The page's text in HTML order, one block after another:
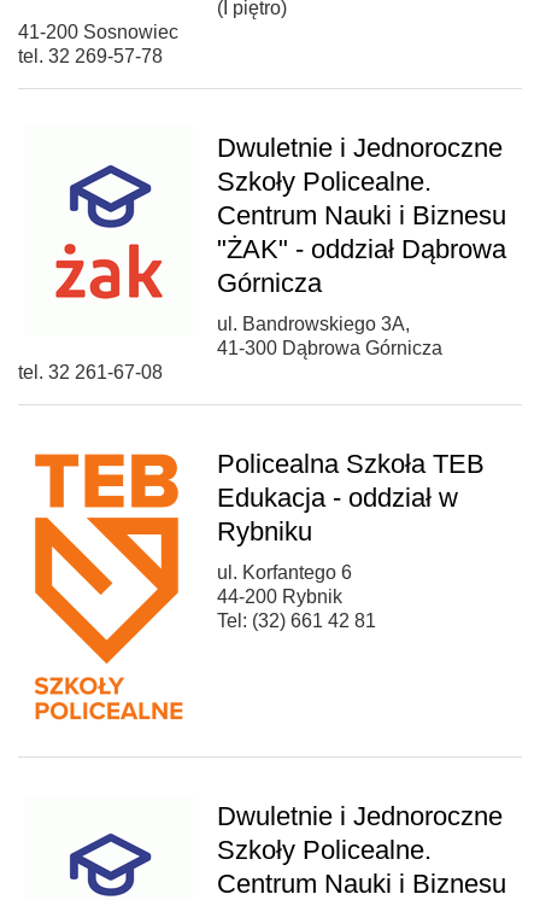
(I piętro)
41-200 Sosnowiec
tel. 32 269-57-78
Dwuletnie i Jednoroczne
Szkoły Policealne.
Centrum Nauki i Biznesu
"ŻAK" - oddział Dąbrowa
Górnicza
ul. Bandrowskiego 3A,
41-300 Dąbrowa Górnicza
tel. 32 261-67-08
Policealna Szkoła TEB
Edukacja - oddział w
Rybniku
ul. Korfantego 6
44-200 Rybnik
Tel: (32) 661 42 81
Dwuletnie i Jednoroczne
Szkoły Policealne.
Centrum Nauki i Biznesu